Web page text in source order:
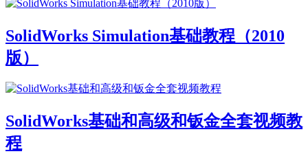
SolidWorks Simulation基础教程（2010
版）
SolidWorks基础和高级和钣金全套视频教
程